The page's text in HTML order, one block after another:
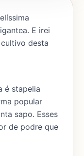
E irei
desta
é stapelia
popular
sapo. Esses
de podre que